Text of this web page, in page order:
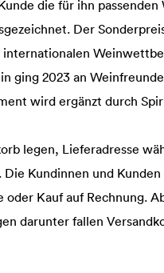
die für ihn passenden
Der
ging 2023 an
wird ergänzt durch
legen, Lieferadresse
Kundinnen und
Kauf auf Rechnung.
darunter fallen